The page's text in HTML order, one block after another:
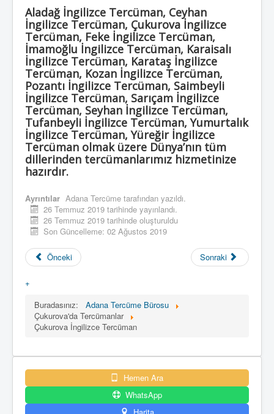
Aladağ İngilizce Tercüman, Ceyhan
İngilizce Tercüman, Çukurova İngilizce
Tercüman, Feke İngilizce Tercüman,
İmamoğlu İngilizce Tercüman, Karaisalı
İngilizce Tercüman, Karataş İngilizce
Tercüman, Kozan İngilizce Tercüman,
Pozantı İngilizce Tercüman, Saimbeyli
İngilizce Tercüman, Sarıçam İngilizce
Tercüman, Seyhan İngilizce Tercüman,
Tufanbeyli İngilizce Tercüman, Yumurtalık
İngilizce Tercüman, Yüreğir İngilizce
Tercüman olmak üzere Dünya’nın tüm
dillerinden tercümanlarımız hizmetinize
hazırdır.
Ayrıntılar Adana Tercüme tarafından yazıldı.
26 Temmuz 2019 tarihinde yayınlandı.
26 Temmuz 2019 tarihinde oluşturuldu
Son Güncelleme: 02 Ağustos 2019
Önceki Sonraki
+
Buradasınız:
Adana Tercüme Bürosu
Çukurova'da Tercümanlar
Çukurova İngilizce Tercüman
Hemen Ara
WhatsApp